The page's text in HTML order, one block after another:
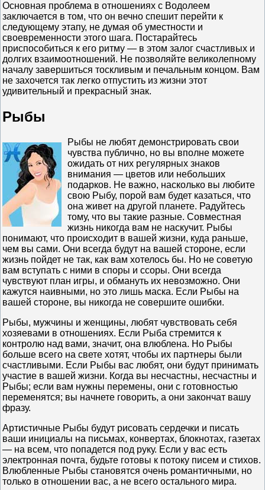
Основная проблема в отношениях с Водолеем
заключается в том, что он вечно спешит перейти к
следующему этапу, не думая об уместности и
своевременности этого шага. Постарайтесь
приспособиться к его ритму — в этом залог счастливых и
долгих взаимоотношений. Не позволяйте великолепному
началу завершиться тоскливым и печальным концом. Вам
не захочется так легко отпустить из жизни этот
удивительный и прекрасный знак.
Рыбы
Рыбы не любят демонстрировать свои
чувства публично, но вы вполне можете
ожидать от них регулярных знаков
внимания — цветов или небольших
подарков. Не важно, насколько вы любите
свою Рыбу, порой вам будет казаться, что
она живет на другой планете. Радуйтесь
тому, что вы такие разные. Совместная
жизнь никогда вам не наскучит. Рыбы
понимают, что происходит в вашей жизни, куда раньше,
чем вы сами. Они всегда будут на вашей стороне, если
жизнь пойдет не так, как вам хотелось бы. Но не советую
вам вступать с ними в споры и ссоры. Они всегда
чувствуют план игры, и обмануть их невозможно. Они
кажутся наивными, но это лишь маска. Если Рыбы на
вашей стороне, вы никогда не совершите ошибки.
Рыбы, мужчины и женщины, любят чувствовать себя
хозяевами в отношениях. Если Рыба стремится к
контролю над вами, значит, она влюблена. Но Рыбы
больше всего на свете хотят, чтобы их партнеры были
счастливыми. Если Рыбы вас любят, они будут принимать
участие в вашей жизни. Когда вы несчастны, несчастны и
Рыбы; если вам нужны перемены, они с готовностью
переменятся; вы начнете говорить, а они закончат вашу
фразу.
Артистичные Рыбы будут рисовать сердечки и писать
ваши инициалы на письмах, конвертах, блокнотах, газетах
— на всем, что попадется под руку. Если у вас есть
электронная почта, будьте готовы к потоку писем и стихов.
Влюбленные Рыбы становятся очень романтичными, но
только в отношении вас, а не всего остального мира.